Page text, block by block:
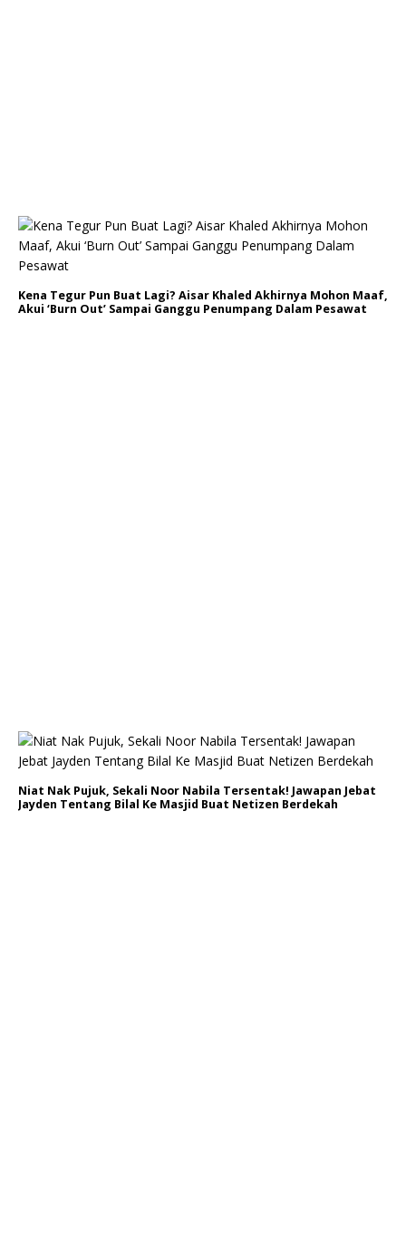
Kena Tegur Pun Buat Lagi? Aisar Khaled Akhirnya Mohon Maaf,
Akui ‘Burn Out’ Sampai Ganggu Penumpang Dalam Pesawat
Niat Nak Pujuk, Sekali Noor Nabila Tersentak! Jawapan Jebat
Jayden Tentang Bilal Ke Masjid Buat Netizen Berdekah